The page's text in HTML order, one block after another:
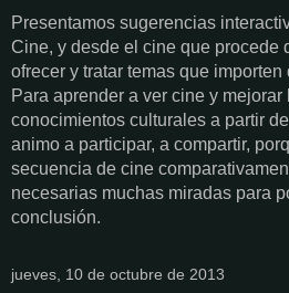
Presentamos sugerencias
Cine, y desde el cine que procede
ofrecer y tratar temas que
Para aprender a ver cine y
conocimientos culturales a partir
animo a participar, a compartir,
secuencia de cine
necesarias muchas miradas para
conclusión.
jueves, 10 de octubre de 2013